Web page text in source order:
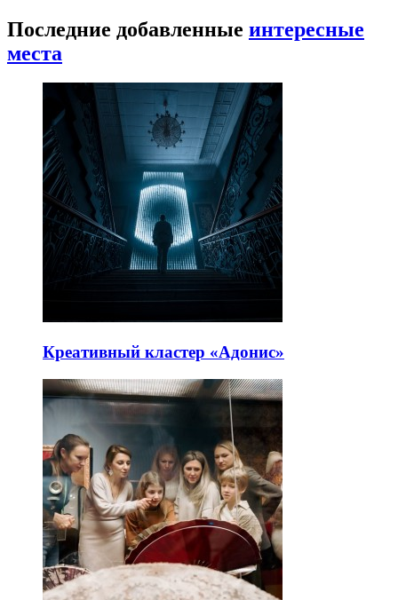
Последние добавленные интересные
места
Креативный кластер «Адонис»